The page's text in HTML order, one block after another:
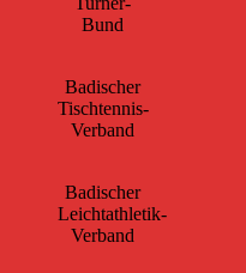
Bund
Badischer
Tischtennis-
Verband
Badischer
Leichtathletik-
Verband